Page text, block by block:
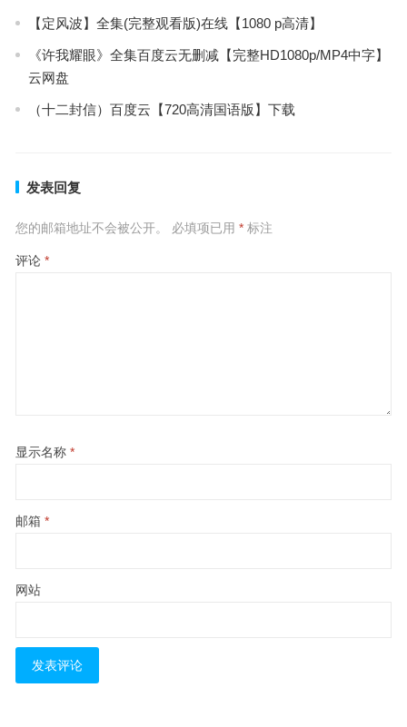
【定风波】全集(完整观看版)在线【1080 p高清】
《许我耀眼》全集百度云无删减【完整HD1080p/MP4中字】
云网盘
（十二封信）百度云【720高清国语版】下载
发表回复
您的邮箱地址不会被公开。 必填项已用 *标注
评论 *
显示名称 *
邮箱 *
网站